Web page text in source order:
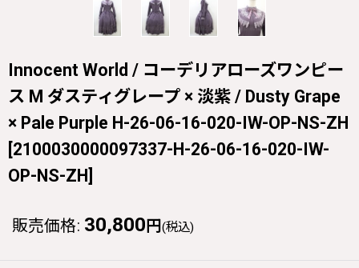
Innocent World / コーデリアローズワンピー
ス M ダスティグレープ × 淡紫 / Dusty Grape
× Pale Purple H-26-06-16-020-IW-OP-NS-ZH
[2100030000097337-H-26-06-16-020-IW-
OP-NS-ZH]
販売価格: 30,800 円 (税込)